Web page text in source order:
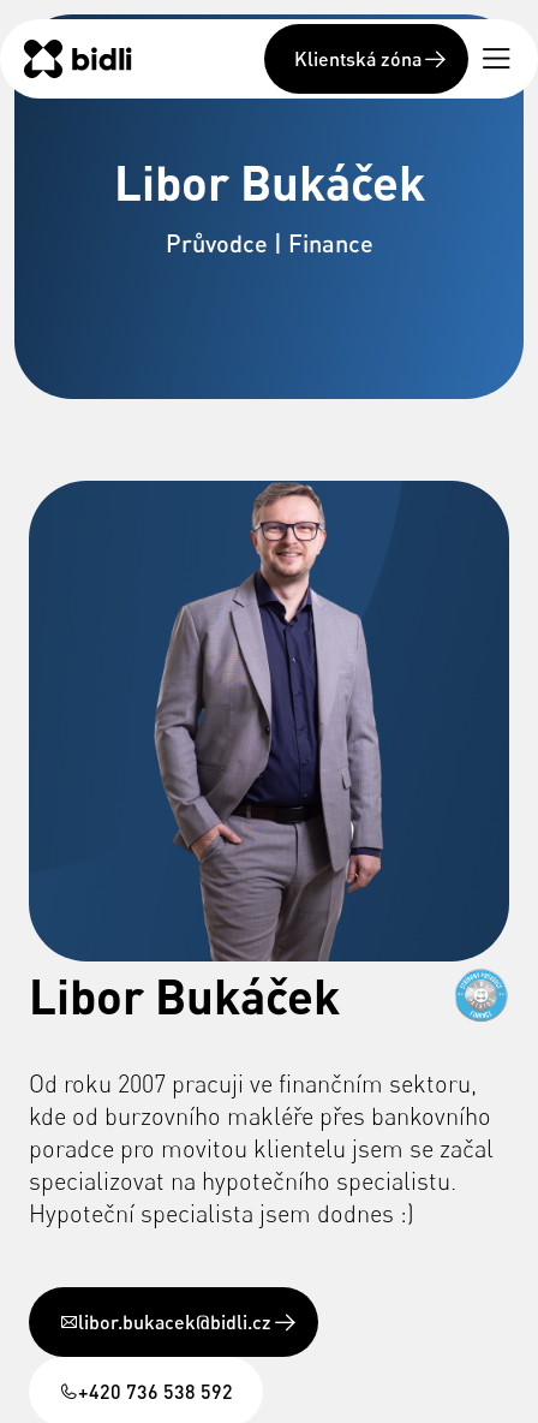
Klientská zóna
Libor Bukáček
Průvodce | Finance
Libor Bukáček
Od roku 2007 pracuji ve finančním sektoru,
kde od burzovního makléře přes bankovního
poradce pro movitou klientelu jsem se začal
specializovat na hypotečního specialistu.
Hypoteční specialista jsem dodnes :)
libor.bukacek@bidli.cz
+420 736 538 592